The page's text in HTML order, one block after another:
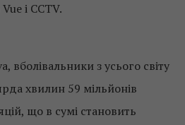
і CCTV.
вболівальники з усього світу
хвилин 59 мільйонів
що в сумі становить